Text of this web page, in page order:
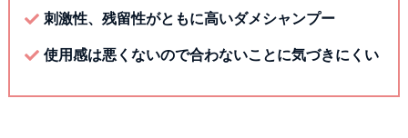
刺激性、残留性がともに高いダメシャンプー
使用感は悪くないので合わないことに気づきにくい